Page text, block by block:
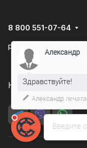
8 800 551-07-64
Нижний Новгород,
Введите
Александр
Здравствуйте!
Александр